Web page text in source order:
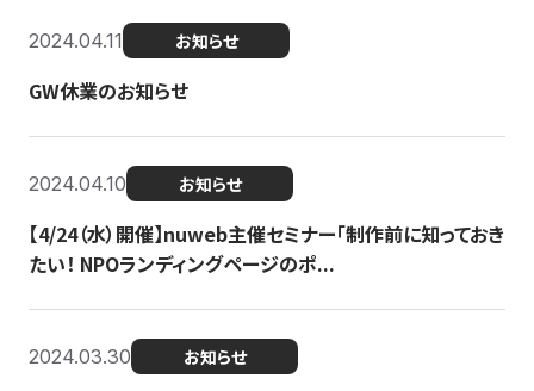
2024.04.11 お知らせ
GW休業のお知らせ
2024.04.10 お知らせ
【4/24（水）開催】nuweb主催セミナー「制作前に知っておき
たい！ NPOランディングページのポ...
2024.03.30 お知らせ